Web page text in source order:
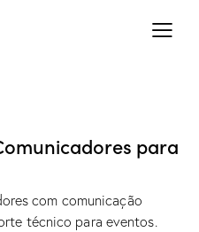
para
com comunicação
técnico para eventos.